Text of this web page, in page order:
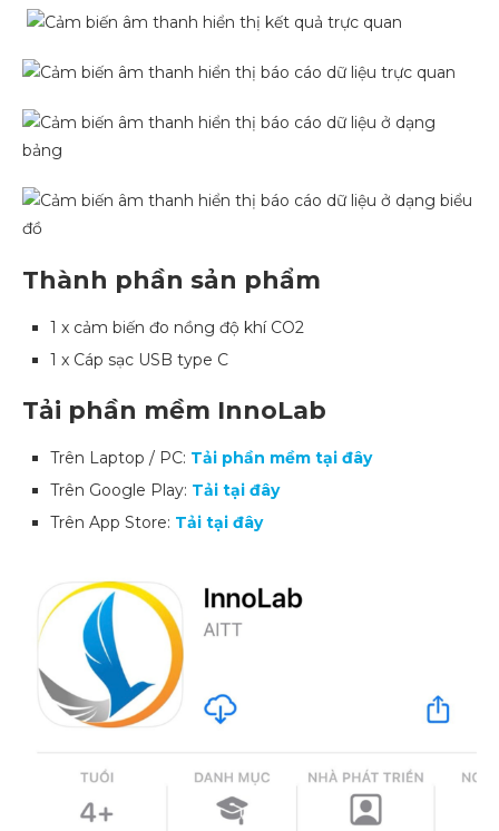
Thành phần sản phẩm
1 x cảm biến đo nồng độ khí CO2
1 x Cáp sạc USB type C
Tải phần mềm InnoLab
Trên Laptop / PC: Tải phần mềm tại đây
Trên Google Play: Tải tại đây
Trên App Store: Tải tại đây